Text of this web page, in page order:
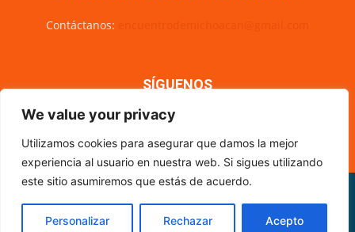
We value your privacy
Utilizamos cookies para asegurar que damos la mejor
experiencia al usuario en nuestra web. Si sigues utilizando
este sitio asumiremos que estás de acuerdo.
Personalizar Rechazar Acepto
Contáctanos:
SÍGUENOS
Nosotros
CÓDIGO DE ÉTICA PERIODÍSTICA
XML Sitemap